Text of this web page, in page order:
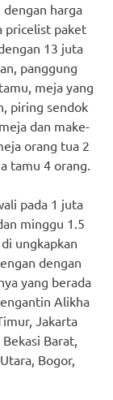
harga
pricelist paket
13 juta
panggung
meja yang
piring sendok
dan make-
orang tua 2
tamu 4 orang.
pada 1 juta
minggu 1.5
ungkapkan
dengan
yang berada
Alikha
Jakarta
Barat,
Bogor,